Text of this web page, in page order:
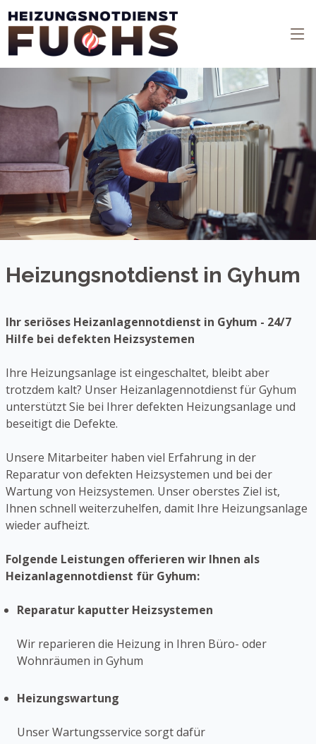
Heizungsnotdienst in Gyhum
Ihr seriöses Heizanlagennotdienst in Gyhum - 24/7
Hilfe bei defekten Heizsystemen
Ihre Heizungsanlage ist eingeschaltet, bleibt aber
trotzdem kalt? Unser Heizanlagennotdienst für Gyhum
unterstützt Sie bei Ihrer defekten Heizungsanlage und
beseitigt die Defekte.
Unsere Mitarbeiter haben viel Erfahrung in der
Reparatur von defekten Heizsystemen und bei der
Wartung von Heizsystemen. Unser oberstes Ziel ist,
Ihnen schnell weiterzuhelfen, damit Ihre Heizungsanlage
wieder aufheizt.
Folgende Leistungen offerieren wir Ihnen als
Heizanlagennotdienst für Gyhum:
Reparatur kaputter Heizsystemen
Wir reparieren die Heizung in Ihren Büro- oder
Wohnräumen in Gyhum
Heizungswartung
Unser Wartungsservice sorgt dafür